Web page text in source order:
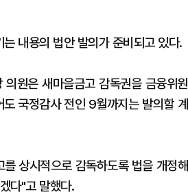
내용의 법안 발의가 준비되고 있다.
원은 새마을금고 감독권을 금융위원
국정감사 전인 9월까지는 발의할 계
상시적으로 감독하도록 법을 개정해
다"고 말했다.